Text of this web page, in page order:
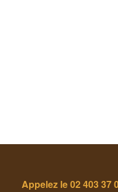
Appelez le02 403 37